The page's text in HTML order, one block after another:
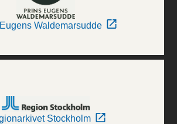
Waldemarsudde
Stockholm